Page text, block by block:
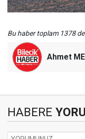
Bu haber toplam 1378
Ahmet
HABERE